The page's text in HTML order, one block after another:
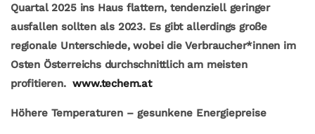
Quartal 2025 ins Haus flattern, tendenziell geringer
ausfallen sollten als 2023. Es gibt allerdings große
regionale Unterschiede, wobei die Verbraucher*innen im
Osten Österreichs durchschnittlich am meisten
profitieren.www.techem.at
Höhere Temperaturen – gesunkene Energiepreise